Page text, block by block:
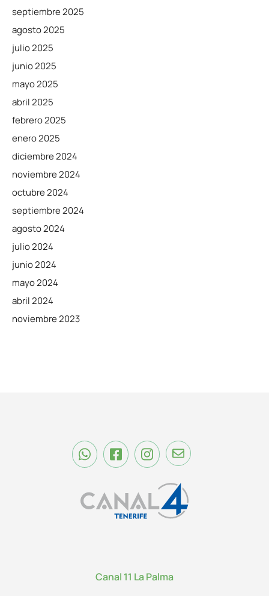
septiembre 2025
agosto 2025
julio 2025
junio 2025
mayo 2025
abril 2025
febrero 2025
enero 2025
diciembre 2024
noviembre 2024
octubre 2024
septiembre 2024
agosto 2024
julio 2024
junio 2024
mayo 2024
abril 2024
noviembre 2023
Canal 11 La Palma